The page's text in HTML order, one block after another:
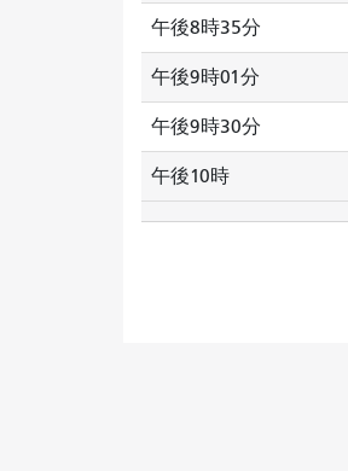
午後8時35分
午後9時01分
午後9時30分
午後10時